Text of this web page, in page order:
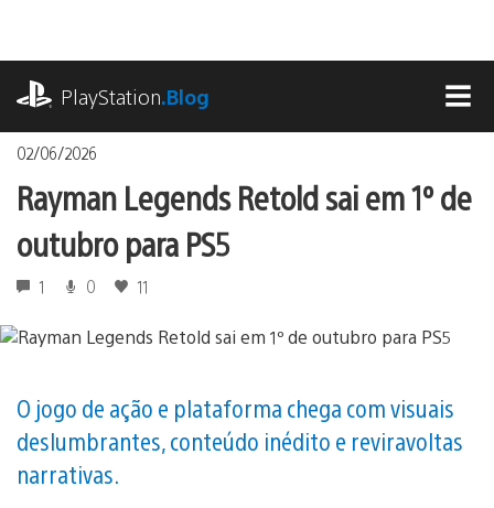
o
conteúdo
PlayStation.Blog
02/06/2026
Rayman Legends Retold sai em 1º de
outubro para PS5
1 0 11
O jogo de ação e plataforma chega com visuais
deslumbrantes, conteúdo inédito e reviravoltas
narrativas.